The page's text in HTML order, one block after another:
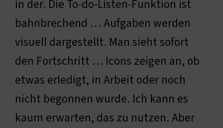
in der. Die To-do-Listen-Funktion ist
bahnbrechend … Aufgaben werden
visuell dargestellt. Man sieht sofort
den Fortschritt … Icons zeigen an, ob
etwas erledigt, in Arbeit oder noch
nicht begonnen wurde. Ich kann es
kaum erwarten, das zu nutzen. Aber